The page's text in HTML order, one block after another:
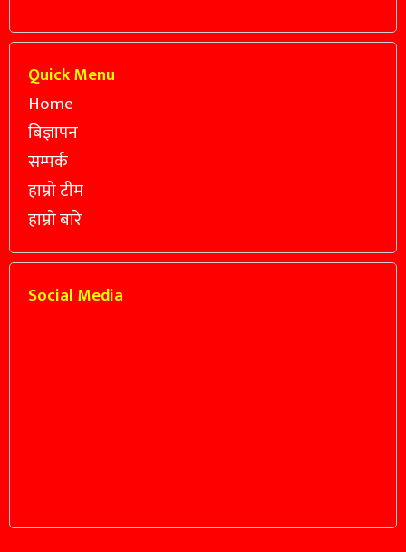
Quick Menu
Home
बिज्ञापन
सम्पर्क
हाम्रो टीम
हाम्रो बारे
Social Media